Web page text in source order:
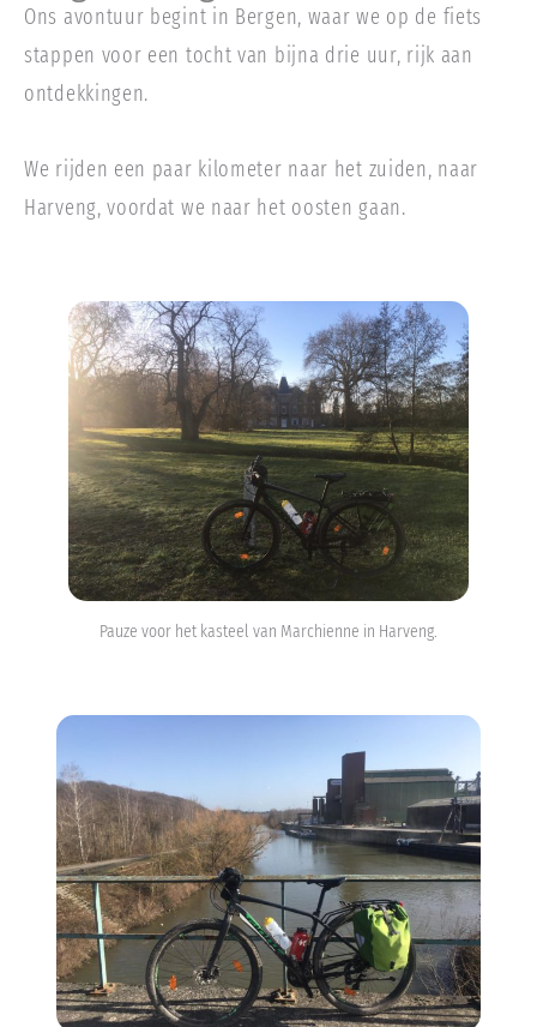
Ons avontuur begint in Bergen, waar we op de fiets
stappen voor een tocht van bijna drie uur, rijk aan
ontdekkingen.
We rijden een paar kilometer naar het zuiden, naar
Harveng, voordat we naar het oosten gaan.
Pauze voor het kasteel van Marchienne in Harveng.